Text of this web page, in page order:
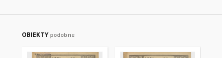
OBIEKTY podobne